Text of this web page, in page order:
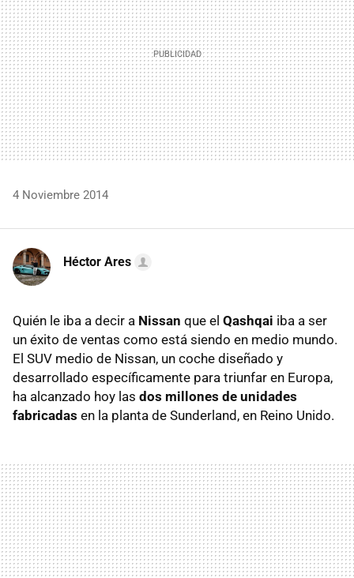
4 Noviembre 2014
Héctor Ares
Quién le iba a decir a Nissan que el Qashqai iba a ser
un éxito de ventas como está siendo en medio mundo.
El SUV medio de Nissan, un coche diseñado y
desarrollado específicamente para triunfar en Europa,
ha alcanzado hoy las dos millones de unidades
fabricadas en la planta de Sunderland, en Reino Unido.